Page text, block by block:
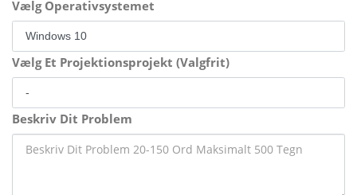
Vælg Operativsystemet
Vælg Et Projektionsprojekt (Valgfrit)
Beskriv Dit Problem